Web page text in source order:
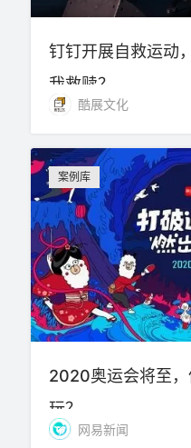
钉钉开展自救运动
我救赎？
酷展文化
案例库
2020奥运会将至
玩？
网易新闻